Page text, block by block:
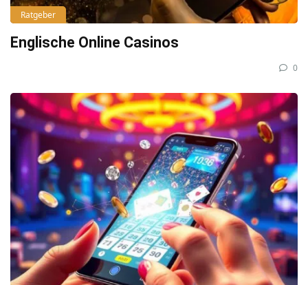
Ratgeber
Englische Online Casinos
0